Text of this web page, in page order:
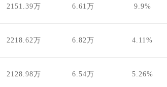
2151.39万 6.61万 9.9%
2218.62万 6.82万 4.11%
2128.98万 6.54万 5.26%